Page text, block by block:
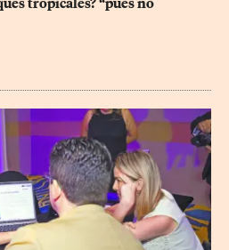
tropicales? “pues no